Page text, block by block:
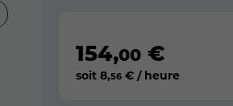
154,00€
soit 8,56€ / heure